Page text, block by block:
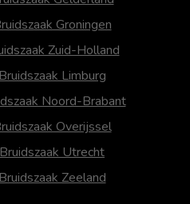
Groningen
Zuid-Holland
Limburg
Noord-Brabant
Overijssel
Utrecht
Zeeland